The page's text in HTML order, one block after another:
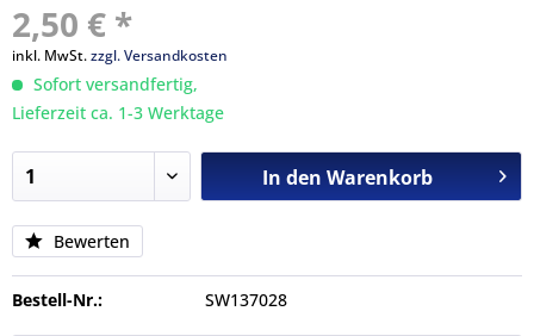
2,50 € *
inkl. MwSt.zzgl. Versandkosten
Sofort versandfertig,
Lieferzeit ca. 1-3 Werktage
In den Warenkorb
Bewerten
Bestell-Nr.: SW137028